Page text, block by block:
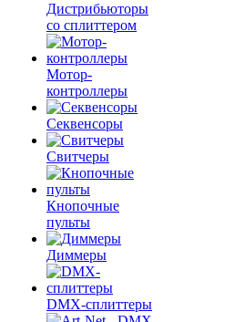
Дистрибьюторы
со сплиттером
Мотор-
контроллеры
Секвенсоры
Свитчеры
Кнопочные
пульты
Диммеры
DMX-сплиттеры